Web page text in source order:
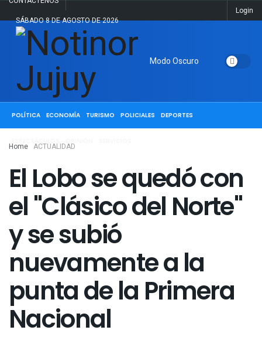
SÁBADO 8 DE AGOSTO DE 2026
Login
Modo Oscuro
ACTUALIDAD JUJUY SALTA
POLÍTICA ECONOMÍA TURISMO POLICIALES DEPORTES
Home ACTUALIDAD
El Lobo se quedó con
el "Clásico del Norte"
y se subió
nuevamente a la
punta de la Primera
Nacional